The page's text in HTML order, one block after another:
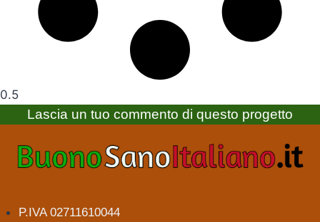
Lascia un tuo commento di questo progetto
P.IVA 02711610044